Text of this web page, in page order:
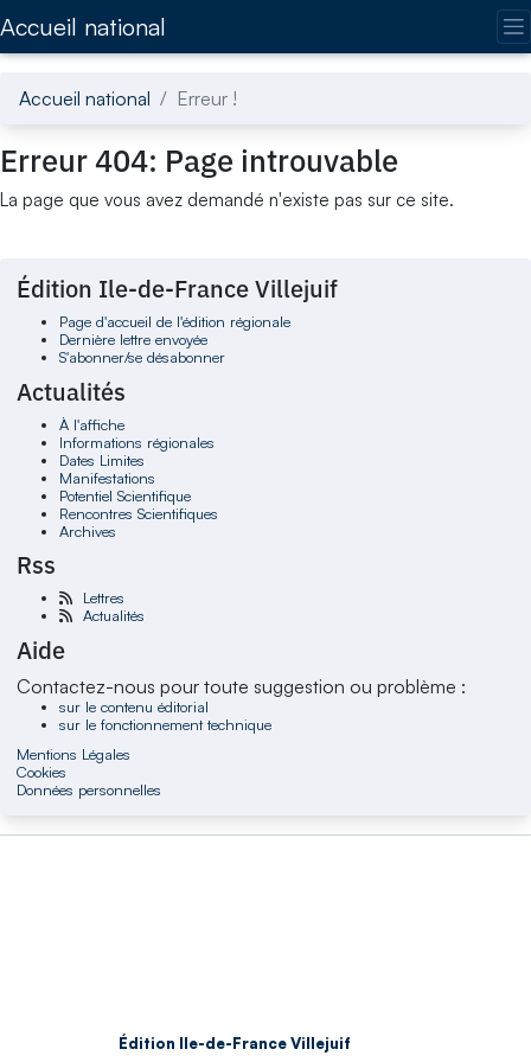
Accueil national
Accueil national Erreur !
Erreur 404: Page introuvable
La page que vous avez demandé n'existe pas sur ce site.
Édition Ile-de-France Villejuif
Page d'accueil de l'édition régionale
Dernière lettre envoyée
S'abonner/se désabonner
Actualités
À l'affiche
Informations régionales
Dates Limites
Manifestations
Potentiel Scientifique
Rencontres Scientifiques
Archives
Rss
Lettres
Actualités
Aide
Contactez-nous pour toute suggestion ou problème :
sur le contenu éditorial
sur le fonctionnement technique
Mentions Légales
Cookies
Données personnelles
Édition Ile-de-France Villejuif